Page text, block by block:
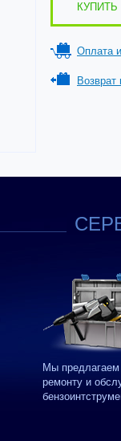
КУПИТЬ
Оплата
Возврат
Мы
ремонту и